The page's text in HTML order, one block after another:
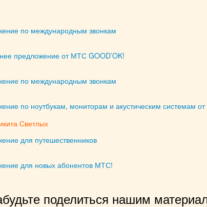
по международным звонкам
предложение от МТС GOOD’OK!
по международным звонкам
по ноутбукам, мониторам и акустическим системам от
Светлых
для путешественников
для новых абонентов МТС!
поделиться нашим